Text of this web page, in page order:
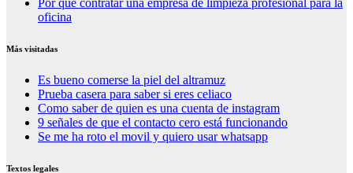
Por qué contratar una empresa de limpieza profesional para la
oficina
Más visitadas
Es bueno comerse la piel del altramuz
Prueba casera para saber si eres celiaco
Como saber de quien es una cuenta de instagram
9 señales de que el contacto cero está funcionando
Se me ha roto el movil y quiero usar whatsapp
Textos legales